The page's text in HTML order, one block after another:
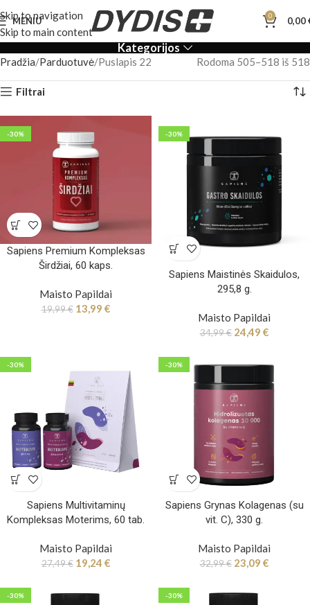
Skip to navigation
Skip to main content
MENIU 0 0,00
Kategorijos
Pradžia Parduotuvė Puslapis 22 Rodoma 505–518 iš 518
Filtrai
-30%
Sapiens Premium Kompleksas
Širdžiai, 60 kaps.
Maisto Papildai
19,99€ 13,99 €
-30%
Sapiens Maistinės Skaidulos,
295,8 g.
Maisto Papildai
34,99€ 24,49 €
-30%
Sapiens Multivitaminų
Kompleksas Moterims, 60 tab.
Maisto Papildai
27,49€ 19,24 €
-30%
Sapiens Grynas Kolagenas (su
vit. C), 330 g.
Maisto Papildai
32,99€ 23,09 €
-30% -30%